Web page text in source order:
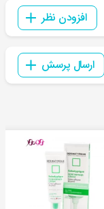
افزودن نظر
ارسال پرسش